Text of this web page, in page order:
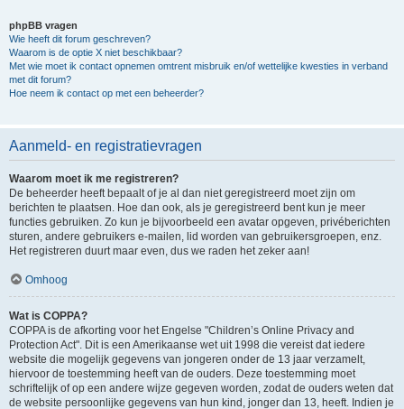
phpBB vragen
Wie heeft dit forum geschreven?
Waarom is de optie X niet beschikbaar?
Met wie moet ik contact opnemen omtrent misbruik en/of wettelijke kwesties in verband
met dit forum?
Hoe neem ik contact op met een beheerder?
Aanmeld- en registratievragen
Waarom moet ik me registreren?
De beheerder heeft bepaalt of je al dan niet geregistreerd moet zijn om
berichten te plaatsen. Hoe dan ook, als je geregistreerd bent kun je meer
functies gebruiken. Zo kun je bijvoorbeeld een avatar opgeven, privéberichten
sturen, andere gebruikers e-mailen, lid worden van gebruikersgroepen, enz.
Het registreren duurt maar even, dus we raden het zeker aan!
Omhoog
Wat is COPPA?
COPPA is de afkorting voor het Engelse "Children’s Online Privacy and
Protection Act". Dit is een Amerikaanse wet uit 1998 die vereist dat iedere
website die mogelijk gegevens van jongeren onder de 13 jaar verzamelt,
hiervoor de toestemming heeft van de ouders. Deze toestemming moet
schriftelijk of op een andere wijze gegeven worden, zodat de ouders weten dat
de website persoonlijke gegevens van hun kind, jonger dan 13, heeft. Indien je